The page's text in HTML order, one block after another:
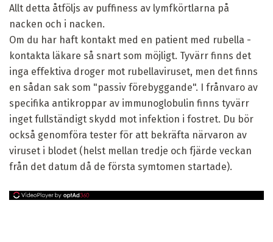
Allt detta åtföljs av puffiness av lymfkörtlarna på
nacken och i nacken.
Om du har haft kontakt med en patient med rubella -
kontakta läkare så snart som möjligt. Tyvärr finns det
inga effektiva droger mot rubellaviruset, men det finns
en sådan sak som "passiv förebyggande". I frånvaro av
specifika antikroppar av immunoglobulin finns tyvärr
inget fullständigt skydd mot infektion i fostret. Du bör
också genomföra tester för att bekräfta närvaron av
viruset i blodet (helst mellan tredje och fjärde veckan
från det datum då de första symtomen startade).